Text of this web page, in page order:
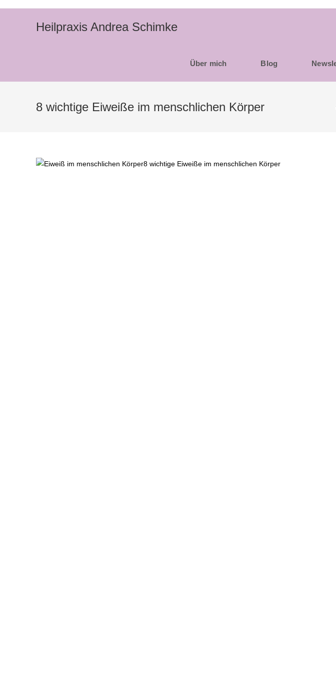
Heilpraxis Andrea Schimke
Über mich Blog
8 wichtige Eiweiße im menschlichen Körper